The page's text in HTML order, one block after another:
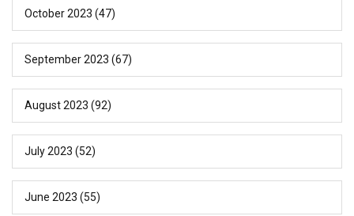
October 2023 (47)
September 2023 (67)
August 2023 (92)
July 2023 (52)
June 2023 (55)